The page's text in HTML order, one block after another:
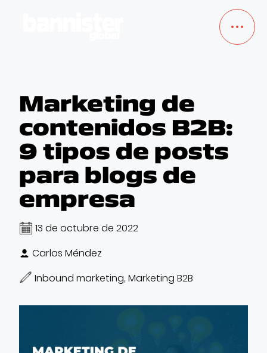
TRABAJOS
SERVICIOS
NOSOTROS
CONTACTO
Marketing de
contenidos B2B:
9 tipos de posts
para blogs de
empresa
13 de octubre de 2022
Carlos Méndez
Inbound marketing,Marketing B2B